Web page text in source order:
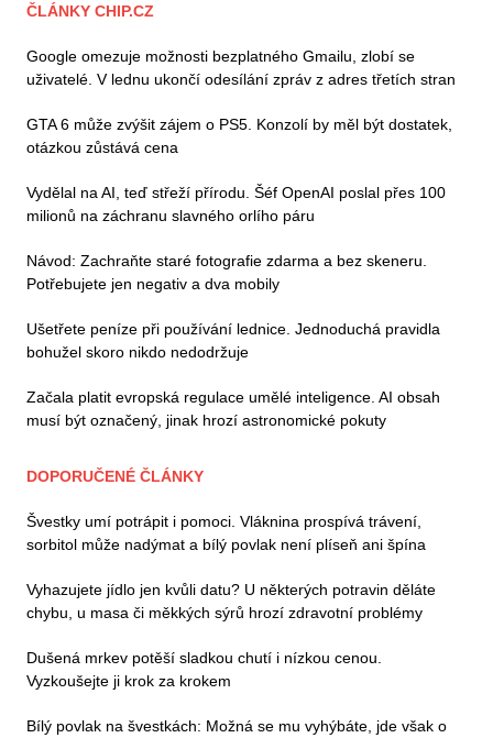
ČLÁNKY CHIP.CZ
Google omezuje možnosti bezplatného Gmailu, zlobí se
uživatelé. V lednu ukončí odesílání zpráv z adres třetích stran
GTA 6 může zvýšit zájem o PS5. Konzolí by měl být dostatek,
otázkou zůstává cena
Vydělal na AI, teď střeží přírodu. Šéf OpenAI poslal přes 100
milionů na záchranu slavného orlího páru
Návod: Zachraňte staré fotografie zdarma a bez skeneru.
Potřebujete jen negativ a dva mobily
Ušetřete peníze při používání lednice. Jednoduchá pravidla
bohužel skoro nikdo nedodržuje
Začala platit evropská regulace umělé inteligence. AI obsah
musí být označený, jinak hrozí astronomické pokuty
DOPORUČENÉ ČLÁNKY
Švestky umí potrápit i pomoci. Vláknina prospívá trávení,
sorbitol může nadýmat a bílý povlak není plíseň ani špína
Vyhazujete jídlo jen kvůli datu? U některých potravin děláte
chybu, u masa či měkkých sýrů hrozí zdravotní problémy
Dušená mrkev potěší sladkou chutí i nízkou cenou.
Vyzkoušejte ji krok za krokem
Bílý povlak na švestkách: Možná se mu vyhýbáte, jde však o